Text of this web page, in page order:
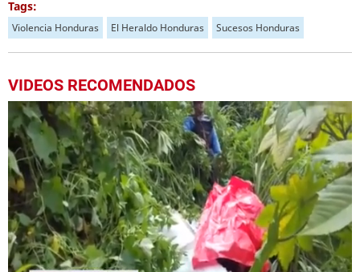
Tags:
Violencia Honduras El Heraldo Honduras Sucesos Honduras
VIDEOS RECOMENDADOS